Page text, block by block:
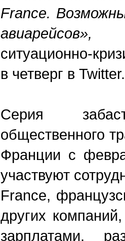
France.
ситуационно-
в четверг в Twitter.
Серия
общественного
Франции с
участвуют
France,
других
зарплатами,